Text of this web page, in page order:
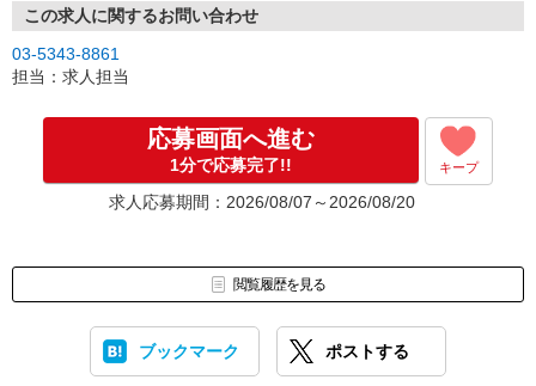
この求人に関するお問い合わせ
03-5343-8861
担当：求人担当
応募画面へ進む
1分で応募完了!! キープ
求人応募期間：2026/08/07～2026/08/20
閲覧履歴を見る
ブックマーク ポストする